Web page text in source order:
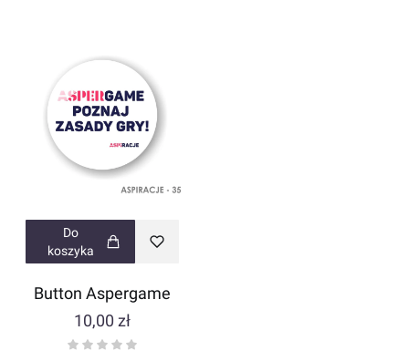
Do
koszyka
Button Aspergame
Cena
10,00 zł